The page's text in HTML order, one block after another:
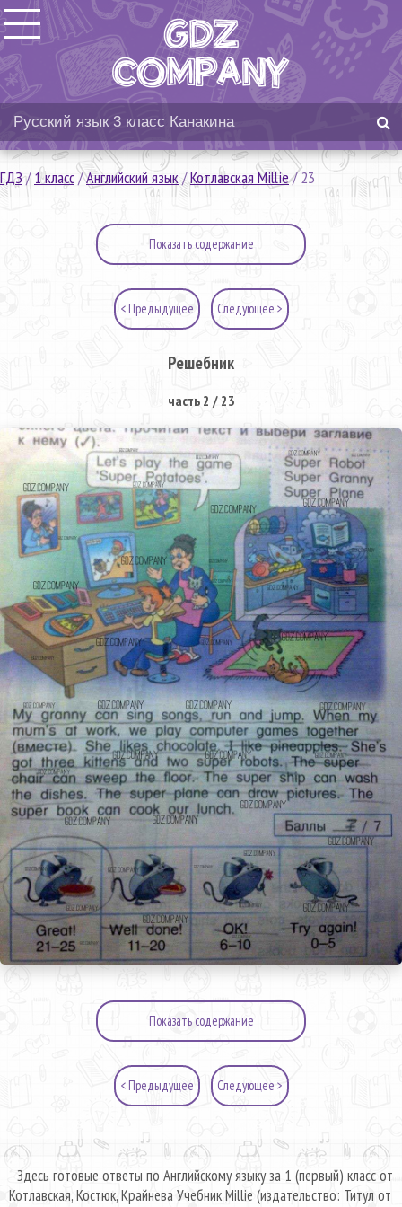
ГДЗ/1 класс/Английский язык/Котлавская Millie/23
Показать содержание
< Предыдущее Следующее >
Решебник
часть 2 / 23
Показать содержание
< Предыдущее Следующее >
Здесь готовые ответы по Английскому языку за 1 (первый) класс от
Котлавская, Костюк, Крайнева Учебник Millie (издательство: Титул от